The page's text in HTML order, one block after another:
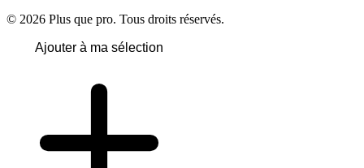
© 2026 Plus que pro. Tous droits réservés.
Ajouter à ma sélection